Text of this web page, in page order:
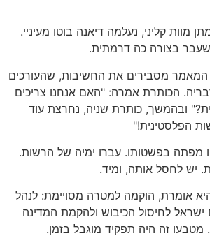
קליני, נעלמה דיאנה בוטו מעיניי.
בצורה כה דרמתית.
המאמר מסבירים את החשיבות, שהעורכים
הכותרת אמרה: "האם אנחנו צריכים
ובהמשך, כותרת שניה, נחרצת עוד
הפלסטינית!"
מפתה בפשטותו. עברו ימיה של הרשות.
יש לחסל אותה, ומיד.
אומרת, הוקמה למטרה מסויימת: לנהל
לחיסול הכיבוש ולהקמת המדינה
מטבעו זה היה תפקיד מוגבל בזמן.